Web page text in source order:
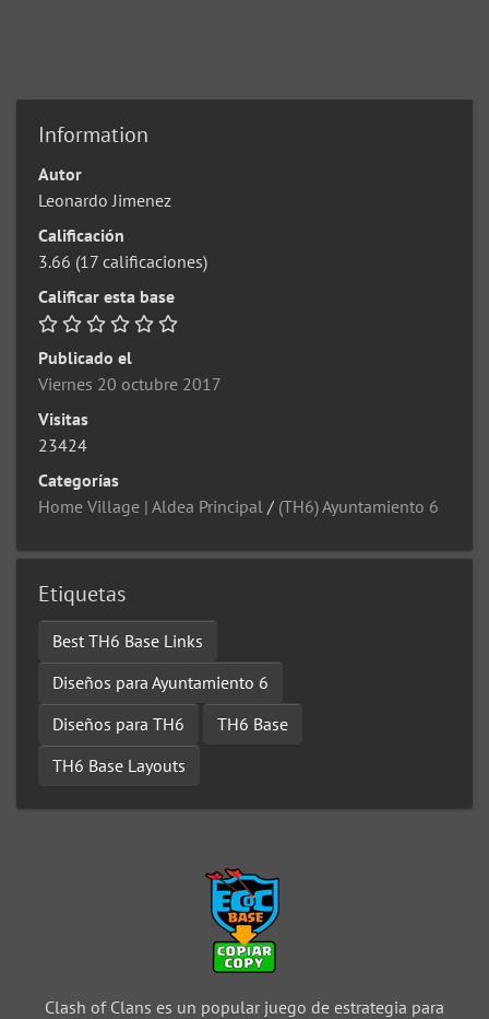
Information
Autor
Leonardo Jimenez
Calificación
3.66 (17 calificaciones)
Calificar esta base
Publicado el
Viernes 20 octubre 2017
Visitas
23424
Categorías
Home Village | Aldea Principal / (TH6) Ayuntamiento 6
Etiquetas
Best TH6 Base Links
Diseños para Ayuntamiento 6
Diseños para TH6
TH6 Base
TH6 Base Layouts
Clash of Clans es un popular juego de estrategia para